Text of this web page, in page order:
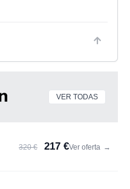
VER TODAS
320 € 217 €Ver oferta →